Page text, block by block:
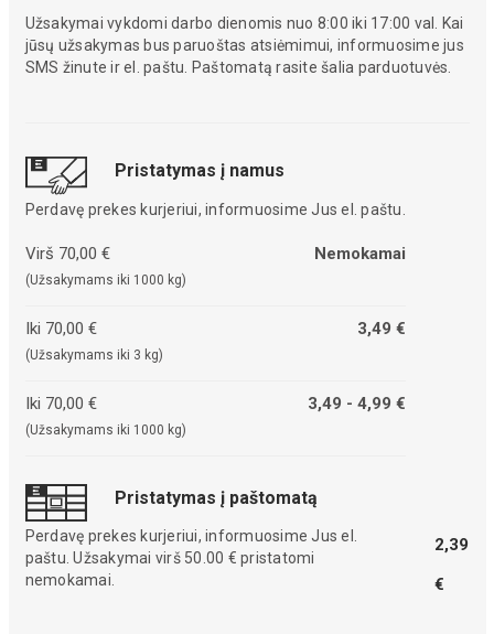
Užsakymai vykdomi darbo dienomis nuo 8:00 iki 17:00 val. Kai
jūsų užsakymas bus paruoštas atsiėmimui, informuosime jus
SMS žinute ir el. paštu. Paštomatą rasite šalia parduotuvės.
Pristatymas į namus
Perdavę prekes kurjeriui, informuosime Jus el. paštu.
Virš 70,00 €
(Užsakymams iki 1000 kg)
Nemokamai
Iki 70,00 €
(Užsakymams iki 3 kg)
3,49 €
Iki 70,00 €
(Užsakymams iki 1000 kg)
3,49 - 4,99 €
Pristatymas į paštomatą
Perdavę prekes kurjeriui, informuosime Jus el.
paštu. Užsakymai virš 50.00 € pristatomi
nemokamai.
2,39
€